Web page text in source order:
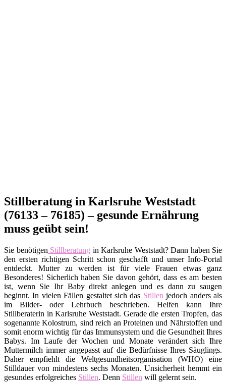
Stillberatung in Karlsruhe Weststadt
(76133 – 76185) – gesunde Ernährung
muss geübt sein!
Sie benötigen Stillberatung in Karlsruhe Weststadt? Dann haben Sie
den ersten richtigen Schritt schon geschafft und unser Info-Portal
entdeckt. Mutter zu werden ist für viele Frauen etwas ganz
Besonderes! Sicherlich haben Sie davon gehört, dass es am besten
ist, wenn Sie Ihr Baby direkt anlegen und es dann zu saugen
beginnt. In vielen Fällen gestaltet sich das Stillen jedoch anders als
im Bilder- oder Lehrbuch beschrieben. Helfen kann Ihre
Stillberaterin in Karlsruhe Weststadt. Gerade die ersten Tropfen, das
sogenannte Kolostrum, sind reich an Proteinen und Nährstoffen und
somit enorm wichtig für das Immunsystem und die Gesundheit Ihres
Babys. Im Laufe der Wochen und Monate verändert sich Ihre
Muttermilch immer angepasst auf die Bedürfnisse Ihres Säuglings.
Daher empfiehlt die Weltgesundheitsorganisation (WHO) eine
Stilldauer von mindestens sechs Monaten. Unsicherheit hemmt ein
gesundes erfolgreiches Stillen. Denn Stillen will gelernt sein.